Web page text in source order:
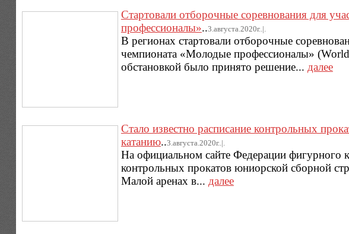
Стартовали отборочные соревнования для
профессионалы»..3.августа.2020г..|.
В регионах стартовали отборочные
чемпионата «Молодые профессионалы»
обстановкой было принято решение... далее
Стало известно расписание контрольных
катанию..3.августа.2020г..|.
На официальном сайте Федерации фигурного
контрольных прокатов юниорской сборной
Малой аренах в... далее